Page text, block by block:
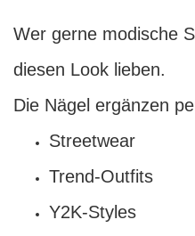
Wer gerne modische
diesen Look lieben.
Die Nägel ergänzen
Streetwear
Trend-Outfits
Y2K-Styles